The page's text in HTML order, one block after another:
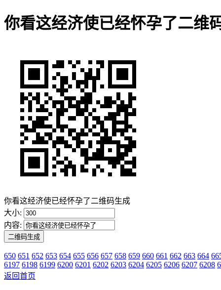
你看这经济使已经怀孕了二维
你看这经济使已经怀孕了二维码生成
大小:
内容:
650 651 652 653 654 655 656 657 658 659 660 661 662 663 664
6197 6198 6199 6200 6201 6202 6203 6204 6205 6206 6207 6208
返回首页